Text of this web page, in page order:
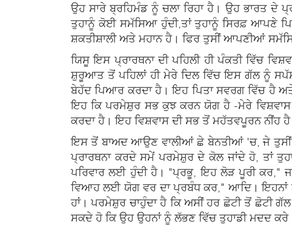
ਉਹ ਸਾਰੇ ਬ੍ਰਹਿਮੰਡ ਨੂੰ ਚਲਾ ਰਿਹਾ ਹੈ। ਉਹ ਭਾਰਤ ਦੇ
ਤੁਹਾਨੂੰ ਕੋਈ ਸਮੱਸਿਆ ਹੁੰਦੀ,ਤਾਂ ਤੁਹਾਨੂੰ ਸਿਰਫ਼ ਆਪਣੇ
ਸ਼ਕਤੀਸ਼ਾਲੀ ਅਤੇ ਮਹਾਨ ਹੈ। ਫਿਰ ਤੁਸੀਂ ਆਪਣੀਆਂ
ਯਿਸੂ ਇਸ ਪ੍ਰਾਰਥਨਾ ਦੀ ਪਹਿਲੀ ਹੀ ਪੰਕਤੀ ਵਿੱਚ
ਸ਼ੁਰੂਆਤ ਤੋਂ ਪਹਿਲਾਂ ਹੀ ਮੇਰੇ ਦਿਲ ਵਿੱਚ ਇਸ ਗੱਲ ਨੂੰ
ਬੇਹੱਦ ਪਿਆਰ ਕਰਦਾ ਹੈ। ਇਹ ਪਿਤਾ ਸਵਰਗ ਵਿੱਚ ਹੈ
ਇਹ ਕਿ ਪਰਮੇਸ਼ੁਰ ਸਭ ਕੁਝ ਕਰਨ ਯੋਗ ਹੈ -ਮੇਰੇ
ਕਰਦਾ ਹੈ। ਇਹ ਵਿਸ਼ਵਾਸ ਦੀ ਸਭ ਤੋਂ ਮਹੱਤਵਪੂਰਨ ਨੀਂਹ
ਇਸ ਤੋਂ ਬਾਅਦ ਆਉਣ ਵਾਲੀਆਂ ਛੇ ਬੇਨਤੀਆਂ 'ਚ, ਜੇ ਤੁਸੀਂ
ਪ੍ਰਾਰਥਨਾ ਕਰਦੇ ਸਮੇਂ ਪਰਮੇਸ਼ੁਰ ਦੇ ਕੋਲ ਜਾਂਦੇ ਹੋ, ਤਾਂ
ਪਰਿਵਾਰ ਲਈ ਹੁੰਦੀ ਹੈ। "ਪ੍ਰਭੂ, ਇਹ ਲੋੜ ਪੂਰੀ ਕਰ,"
ਵਿਆਹ ਲਈ ਯੋਗ ਵਰ ਦਾ ਪ੍ਰਬੰਧ ਕਰ," ਆਦਿ। ਇਹਨਾਂ
ਹਾਂ। ਪਰਮੇਸ਼ੁਰ ਚਾਹੁੰਦਾ ਹੈ ਕਿ ਅਸੀਂ ਹਰ ਛੋਟੀ ਤੋਂ ਛੋਟੀ
ਸਕਦੇ ਹੋ ਕਿ ਉਹ ਉਹਨਾਂ ਨੂੰ ਲੱਭਣ ਵਿੱਚ ਤੁਹਾਡੀ ਮਦਦ